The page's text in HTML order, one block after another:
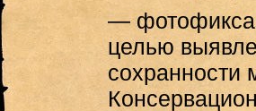
—
целью
сохранности